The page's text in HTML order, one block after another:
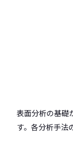
表面分析の基礎
す。各分析手法